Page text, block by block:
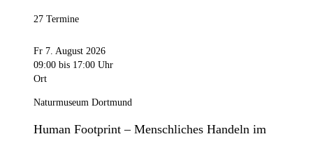
27 Termine
Fr 7. August 2026
09:00 bis 17:00 Uhr
Ort
Naturmuseum Dortmund
Human Footprint – Menschliches Handeln im